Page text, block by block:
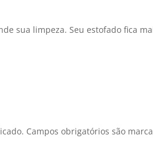
sua limpeza. Seu estofado fica
Campos obrigatórios são